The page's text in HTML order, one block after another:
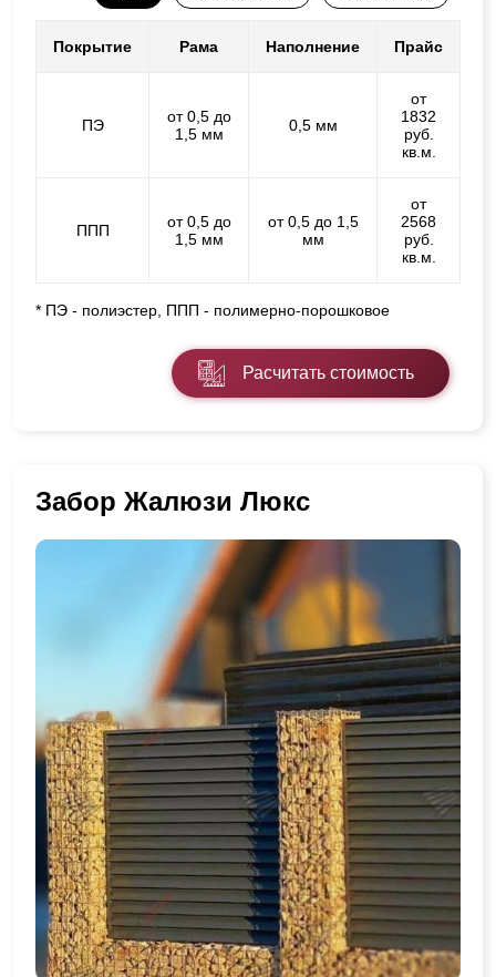
Покрытие Рама Наполнение Прайс
ПЭ
от 0,5 до
1,5 мм
0,5 мм
от
1832
руб.
кв.м.
ППП
от 0,5 до
1,5 мм
от 0,5 до 1,5
мм
от
2568
руб.
кв.м.
* ПЭ - полиэстер, ППП - полимерно-порошковое
Расчитать стоимость
Забор Жалюзи Люкс